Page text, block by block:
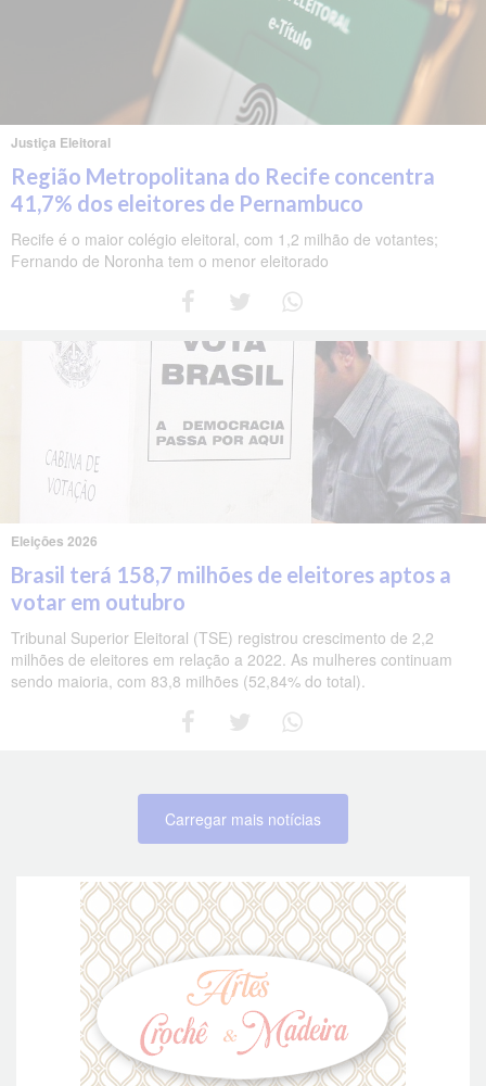
Justiça Eleitoral
Região Metropolitana do Recife concentra
41,7% dos eleitores de Pernambuco
Recife é o maior colégio eleitoral, com 1,2 milhão de votantes;
Fernando de Noronha tem o menor eleitorado
Eleições 2026
Brasil terá 158,7 milhões de eleitores aptos a
votar em outubro
Tribunal Superior Eleitoral (TSE) registrou crescimento de 2,2
milhões de eleitores em relação a 2022. As mulheres continuam
sendo maioria, com 83,8 milhões (52,84% do total).
Carregar mais notícias